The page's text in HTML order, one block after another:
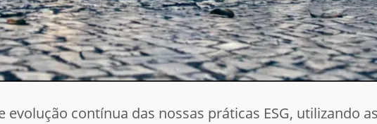
contínua das nossas práticas ESG, utilizando